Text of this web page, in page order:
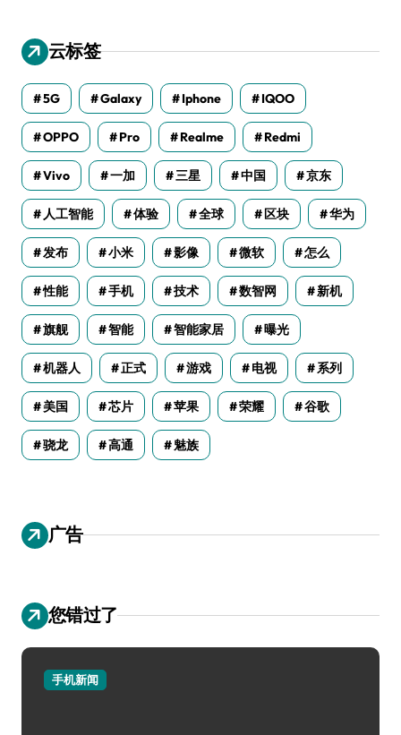
云标签
5G Galaxy Iphone IQOO
OPPO Pro Realme Redmi
Vivo 一加 三星 中国 京东
人工智能 体验 全球 区块 华为
发布 小米 影像 微软 怎么
性能 手机 技术 数智网 新机
旗舰 智能 智能家居 曝光
机器人 正式 游戏 电视 系列
美国 芯片 苹果 荣耀 谷歌
骁龙 高通 魅族
广告
您错过了
手机新闻